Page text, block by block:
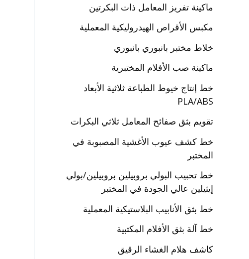
ماكينة تفريز المعامل ذات البكرتين
مكبس الأقراص الهيدروليكية المعملية
خلاط مختبر بانبوري بانبوري
ماكينة صب الأفلام المختبرية
خط إنتاج خيوط الطباعة ثلاثية الأبعاد
PLA/ABS
تقويم بثق صفائح المعامل ثلاثي البكرات
خط كشف عيوب الأغشية المصبوبة في
المختبر
خط تحبيب البولي بروبيلين بروبيلين/بولي
إيثيلين عالي الجودة في المختبر
خط بثق الأنابيب البلاستيكية المعملية
خط آلة بثق الأفلام المكتبية
كاشف هلام الغشاء الرقيق